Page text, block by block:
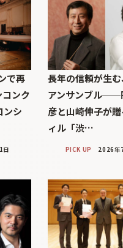
で再
ンク
ンシ
日
長年の信頼が生
アンサンブル──
彦と山崎伸子が
ィル「渋…
PICK UP 2026年